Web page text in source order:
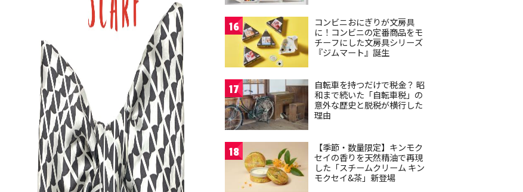
16
コンビニおにぎりが文房具
に！コンビニの定番商品をモ
チーフにした文房具シリーズ
『ジムマート』誕生
17
自転車を持つだけで税金？ 昭
和まで続いた「自転車税」の
意外な歴史と脱税が横行した
理由
18
【季節・数量限定】キンモク
セイの香りを天然精油で再現
した「スチームクリーム キン
モクセイ&茶」新登場